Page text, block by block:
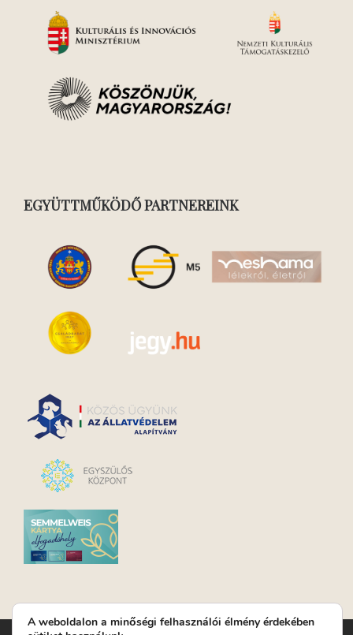
EGYÜTTMŰKÖDŐ PARTNEREINK
A weboldalon a minőségi felhasználói élmény érdekében